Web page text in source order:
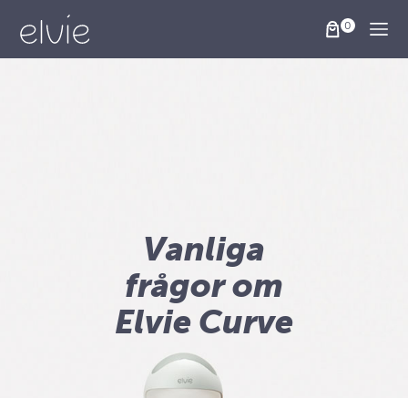
Vanliga
frågor om
Elvie Curve